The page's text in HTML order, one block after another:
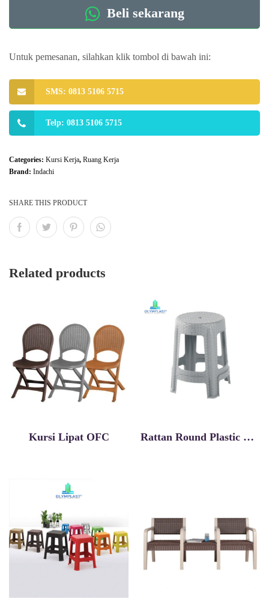
Beli sekarang
Untuk pemesanan, silahkan klik tombol di bawah ini:
SMS: 0813 5106 5715
Telp: 0813 5106 5715
Categories: Kursi Kerja, Ruang Kerja
Brand: Indachi
SHARE THIS PRODUCT
Related products
Kursi Lipat OFC Rattan Round Plastic Chair